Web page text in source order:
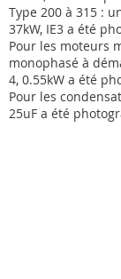
Type 200 à 315 :
37kW, IE3 a été
Pour les moteurs
monophasé à
4, 0.55kW a été
Pour les
25uF a été